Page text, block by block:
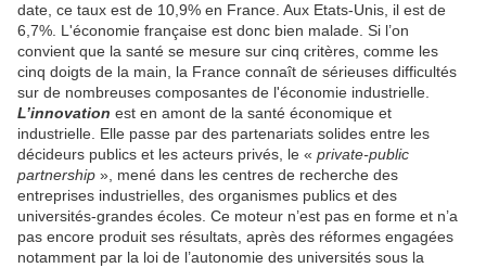
date, ce taux est de 10,9% en France. Aux Etats-Unis, il est de
6,7%. L'économie française est donc bien malade. Si l’on
convient que la santé se mesure sur cinq critères, comme les
cinq doigts de la main, la France connaît de sérieuses difficultés
sur de nombreuses composantes de l'économie industrielle.
L’innovation est en amont de la santé économique et
industrielle. Elle passe par des partenariats solides entre les
décideurs publics et les acteurs privés, le « private-public
partnership », mené dans les centres de recherche des
entreprises industrielles, des organismes publics et des
universités-grandes écoles. Ce moteur n’est pas en forme et n’a
pas encore produit ses résultats, après des réformes engagées
notamment par la loi de l’autonomie des universités sous la